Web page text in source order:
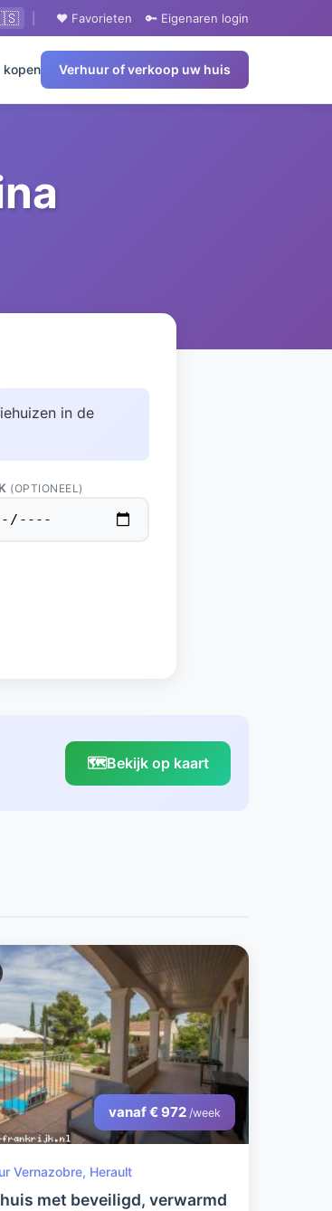
❤️ Favorieten 🔑 Eigenaren login
kopen Verhuur of verkoop uw huis
in de
(OPTIONEEL)
🗺️Bekijk op kaart
vanaf € 972 /week
Vernazobre, Herault
met beveiligd, verwarmd